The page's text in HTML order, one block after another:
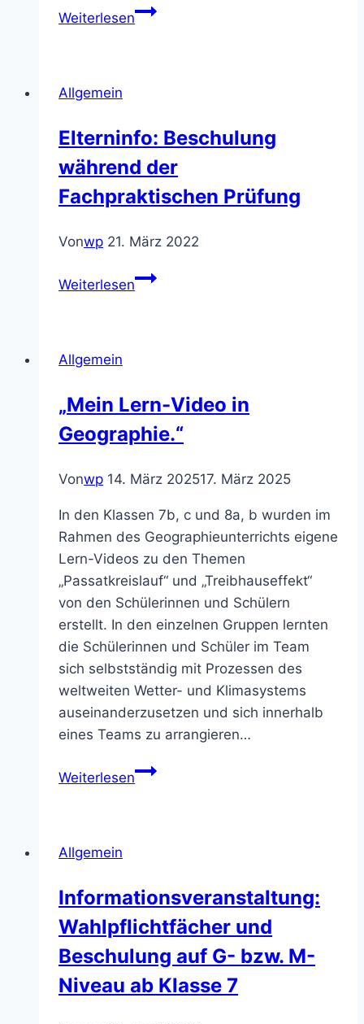
WeiterlesenBilder
Allgemein
Elterninfo: Beschulung
während der
Fachpraktischen Prüfung
Vonwp 21. März 2022
WeiterlesenElterninfo:
Allgemein
„Mein Lern-Video in
Geographie.“
Vonwp 14. März 202517. März 2025
In den Klassen 7b, c und 8a, b wurden im
Rahmen des Geographieunterrichts eigene
Lern-Videos zu den Themen
„Passatkreislauf“ und „Treibhauseffekt“
von den Schülerinnen und Schülern
erstellt. In den einzelnen Gruppen lernten
die Schülerinnen und Schüler im Team
sich selbstständig mit Prozessen des
weltweiten Wetter- und Klimasystems
auseinanderzusetzen und sich innerhalb
eines Teams zu arrangieren…
Weiterlesen„Mein
Allgemein
Informationsveranstaltung:
Wahlpflichtfächer und
Beschulung auf G- bzw. M-
Niveau ab Klasse 7